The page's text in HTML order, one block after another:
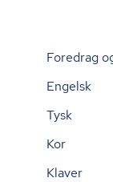
Foredrag
Engelsk
Tysk
Kor
Klaver